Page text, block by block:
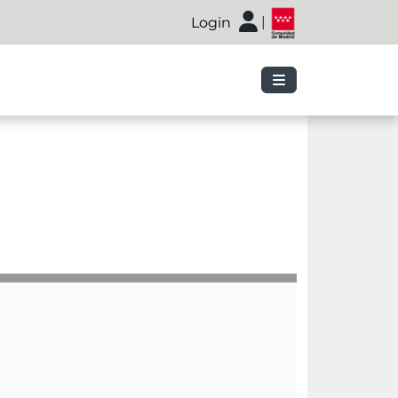
Login |